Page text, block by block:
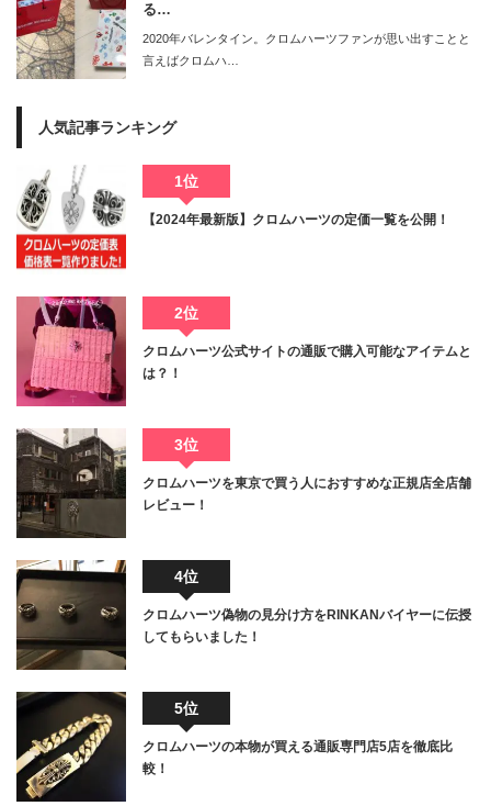
る…
2020年バレンタイン。クロムハーツファンが思い出すことと
言えばクロムハ…
人気記事ランキング
1位
【2024年最新版】クロムハーツの定価一覧を公開！
2位
クロムハーツ公式サイトの通販で購入可能なアイテムと
は？！
3位
クロムハーツを東京で買う人におすすめな正規店全店舗
レビュー！
4位
クロムハーツ偽物の見分け方をRINKANバイヤーに伝授
してもらいました！
5位
クロムハーツの本物が買える通販専門店5店を徹底比
較！